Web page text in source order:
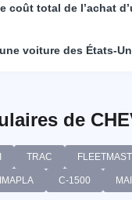
coût total de l’achat
voiture des États-
de
TRAC
IMAPLA C-1500